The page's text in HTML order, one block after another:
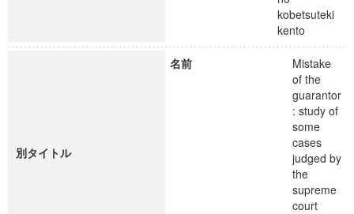
kobetsuteki
kento
別タイトル
名前
Mistake
of the
guarantor
: study of
some
cases
judged by
the
supreme
court